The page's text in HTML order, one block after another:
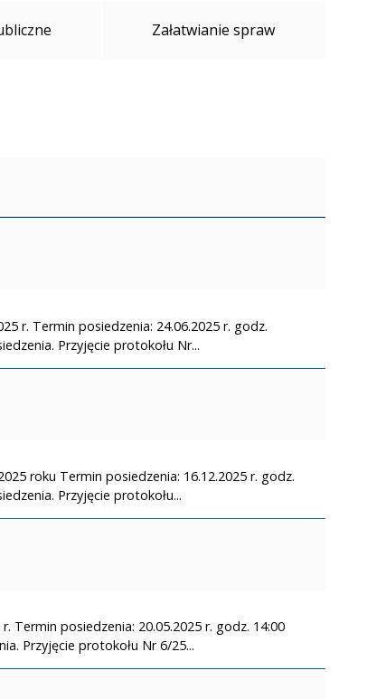
Załatwianie spraw
r. Termin posiedzenia: 24.06.2025 r. godz.
Przyjęcie protokołu Nr...
roku Termin posiedzenia: 16.12.2025 r. godz.
Przyjęcie protokołu...
Termin posiedzenia: 20.05.2025 r. godz. 14:00
Przyjęcie protokołu Nr 6/25...